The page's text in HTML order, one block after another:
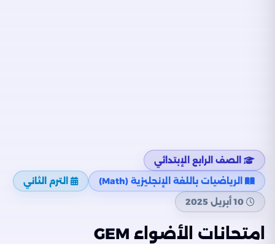
الصف الرابع الإبتدائي
الرياضيات باللغة الإنجليزية (Math)
الترم الثاني
10 أبريل 2025
امتحانات الأضواء GEM